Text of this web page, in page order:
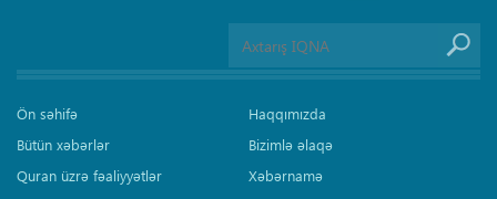
Ön səhifə
Bütün xəbərlər
Quran üzrə fəaliyyətlər
Haqqımızda
Bizimlə əlaqə
Xəbərnamə